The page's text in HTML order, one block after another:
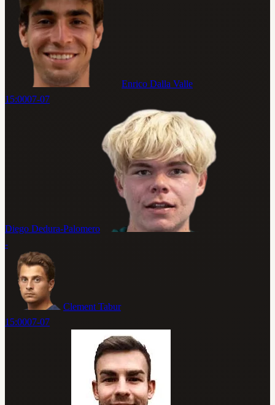
Enrico Dalla Valle
15:0007-07
Diego Dedura-Palomero
-
Clement Tabur
15:0007-07